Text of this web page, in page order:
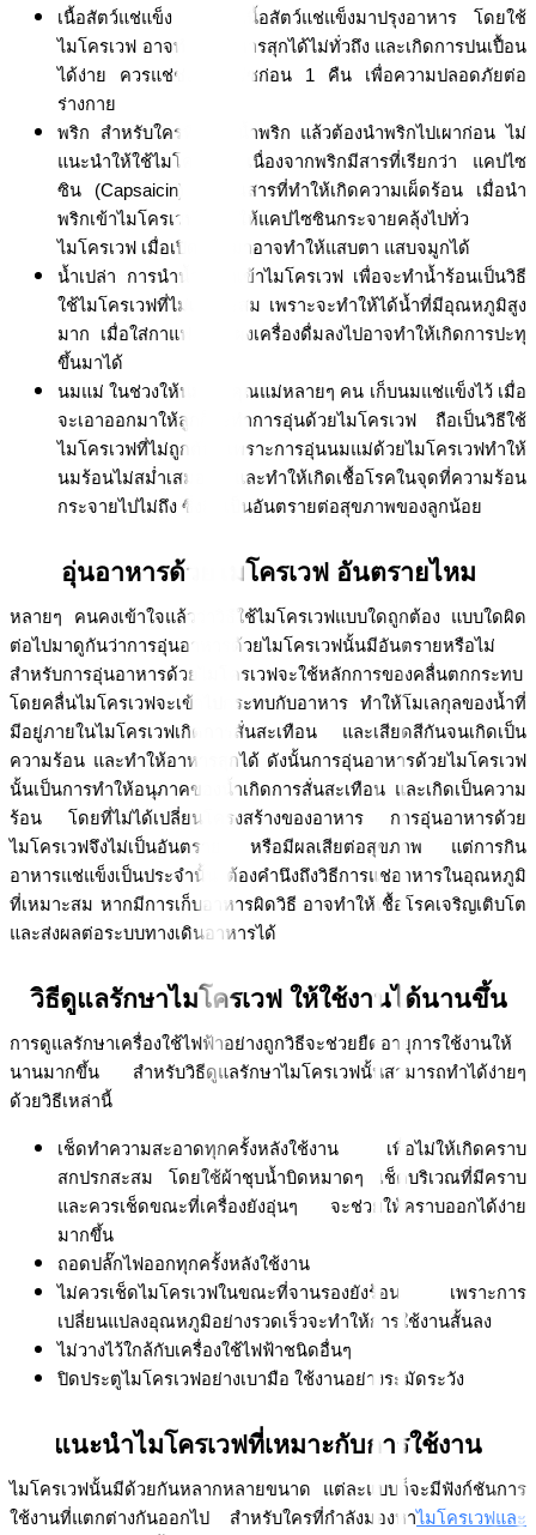
เนื้อสัตว์แช่แข็ง การนำเนื้อสัตว์แช่แข็งมาปรุงอาหาร โดยใช้
ไมโครเวฟ อาจทำให้อาหารสุกได้ไม่ทั่วถึง และเกิดการปนเปื้อน
ได้ง่าย ควรแช่ช่องใต้ฟรีซก่อน 1 คืน เพื่อความปลอดภัยต่อ
ร่างกาย
พริก สำหรับใครที่จะทำน้ำพริก แล้วต้องนำพริกไปเผาก่อน ไม่
แนะนำให้ใช้ไมโครเวฟ เนื่องจากพริกมีสารที่เรียกว่า แคปไซ
ซิน (Capsaicin) ซึ่งเป็นสารที่ทำให้เกิดความเผ็ดร้อน เมื่อนำ
พริกเข้าไมโครเวฟจะทำให้แคปไซซินกระจายคลุ้งไปทั่ว
ไมโครเวฟ เมื่อเปิดออกมาอาจทำให้แสบตา แสบจมูกได้
น้ำเปล่า การนำน้ำเปล่าเข้าไมโครเวฟ เพื่อจะทำน้ำร้อนเป็นวิธี
ใช้ไมโครเวฟที่ไม่เหมาะสม เพราะจะทำให้ได้น้ำที่มีอุณหภูมิสูง
มาก เมื่อใส่กาแฟ หรือผงเครื่องดื่มลงไปอาจทำให้เกิดการปะทุ
ขึ้นมาได้
นมแม่ ในช่วงให้นมลูก คุณแม่หลายๆ คน เก็บนมแช่แข็งไว้ เมื่อ
จะเอาออกมาให้ลูกก็จะทำการอุ่นด้วยไมโครเวฟ ถือเป็นวิธีใช้
ไมโครเวฟที่ไม่ถูกต้อง เพราะการอุ่นนมแม่ด้วยไมโครเวฟทำให้
นมร้อนไม่สม่ำเสมอ และทำให้เกิดเชื้อโรคในจุดที่ความร้อน
กระจายไปไม่ถึง ซึ่งถือเป็นอันตรายต่อสุขภาพของลูกน้อย
อุ่นอาหารด้วยไมโครเวฟ อันตรายไหม
หลายๆ คนคงเข้าใจแล้วว่าวิธีใช้ไมโครเวฟแบบใดถูกต้อง แบบใดผิด
ต่อไปมาดูกันว่าการอุ่นอาหารด้วยไมโครเวฟนั้นมีอันตรายหรือไม่
สำหรับการอุ่นอาหารด้วยไมโครเวฟจะใช้หลักการของคลื่นตกกระทบ
โดยคลื่นไมโครเวฟจะเข้าไปกระทบกับอาหาร ทำให้โมเลกุลของน้ำที่
มีอยู่ภายในไมโครเวฟเกิดการสั่นสะเทือน และเสียดสีกันจนเกิดเป็น
ความร้อน และทำให้อาหารสุกได้ ดังนั้นการอุ่นอาหารด้วยไมโครเวฟ
นั้นเป็นการทำให้อนุภาคของน้ำเกิดการสั่นสะเทือน และเกิดเป็นความ
ร้อน โดยที่ไม่ได้เปลี่ยนโครงสร้างของอาหาร การอุ่นอาหารด้วย
ไมโครเวฟจึงไม่เป็นอันตราย หรือมีผลเสียต่อสุขภาพ แต่การกิน
อาหารแช่แข็งเป็นประจำนั้น ต้องคำนึงถึงวิธีการแช่อาหารในอุณหภูมิ
ที่เหมาะสม หากมีการเก็บอาหารผิดวิธี อาจทำให้เชื้อโรคเจริญเติบโต
และส่งผลต่อระบบทางเดินอาหารได้
วิธีดูแลรักษาไมโครเวฟ ให้ใช้งานได้นานขึ้น
การดูแลรักษาเครื่องใช้ไฟฟ้าอย่างถูกวิธีจะช่วยยืดอายุการใช้งานให้
นานมากขึ้น สำหรับวิธีดูแลรักษาไมโครเวฟนั้นสามารถทำได้ง่ายๆ
ด้วยวิธีเหล่านี้
เช็ดทำความสะอาดทุกครั้งหลังใช้งาน เพื่อไม่ให้เกิดคราบ
สกปรกสะสม โดยใช้ผ้าชุบน้ำบิดหมาดๆ เช็ดบริเวณที่มีคราบ
และควรเช็ดขณะที่เครื่องยังอุ่นๆ จะช่วยให้คราบออกได้ง่าย
มากขึ้น
ถอดปลั๊กไฟออกทุกครั้งหลังใช้งาน
ไม่ควรเช็ดไมโครเวฟในขณะที่จานรองยังร้อน เพราะการ
เปลี่ยนแปลงอุณหภูมิอย่างรวดเร็วจะทำให้การใช้งานสั้นลง
ไม่วางไว้ใกล้กับเครื่องใช้ไฟฟ้าชนิดอื่นๆ
ปิดประตูไมโครเวฟอย่างเบามือ ใช้งานอย่างระมัดระวัง
แนะนำไมโครเวฟที่เหมาะกับการใช้งาน
ไมโครเวฟนั้นมีด้วยกันหลากหลายขนาด แต่ละแบบก็จะมีฟังก์ชันการ
ใช้งานที่แตกต่างกันออกไป สำหรับใครที่กำลังมองหาไมโครเวฟและ